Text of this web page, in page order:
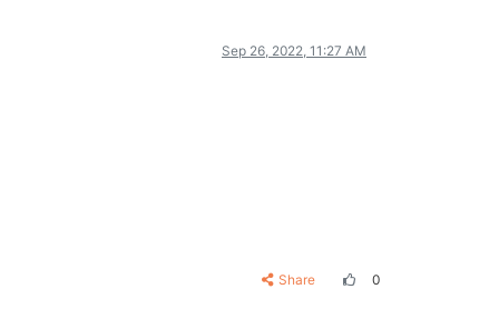
Sep 26, 2022, 11:27 AM
Share 0